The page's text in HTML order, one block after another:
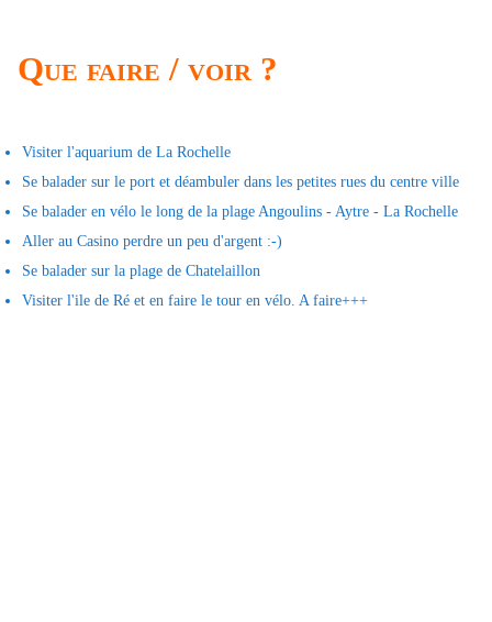
Que faire / voir ?
Visiter l'aquarium de La Rochelle
Se balader sur le port et déambuler dans les petites rues du centre ville
Se balader en vélo le long de la plage Angoulins - Aytre - La Rochelle
Aller au Casino perdre un peu d'argent :-)
Se balader sur la plage de Chatelaillon
Visiter l'ile de Ré et en faire le tour en vélo. A faire+++